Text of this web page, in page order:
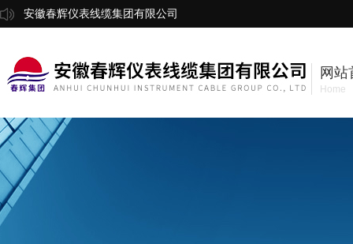
安徽春辉仪表线缆集团有限公司
网站
Home